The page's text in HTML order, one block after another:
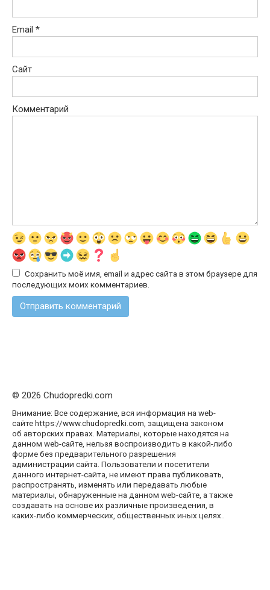
Email *
Сайт
Комментарий
Сохранить моё имя, email и адрес сайта в этом браузере для
последующих моих комментариев.
© 2026 Chudopredki.com
Внимание: Все содержание, вся информация на web-
сайте https://www.chudopredki.com, защищена законом
об авторских правах. Материалы, которые находятся на
данном web-сайте, нельзя воспроизводить в какой-либо
форме без предварительного разрешения
администрации сайта. Пользователи и посетители
данного интернет-сайта, не имеют права публиковать,
распространять, изменять или передавать любые
материалы, обнаруженные на данном web-сайте, а также
создавать на основе их различные произведения, в
каких-либо коммерческих, общественных иных целях..